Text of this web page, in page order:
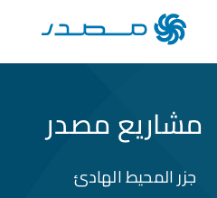
مشاريع مصدر
جزر المحيط الهادئ